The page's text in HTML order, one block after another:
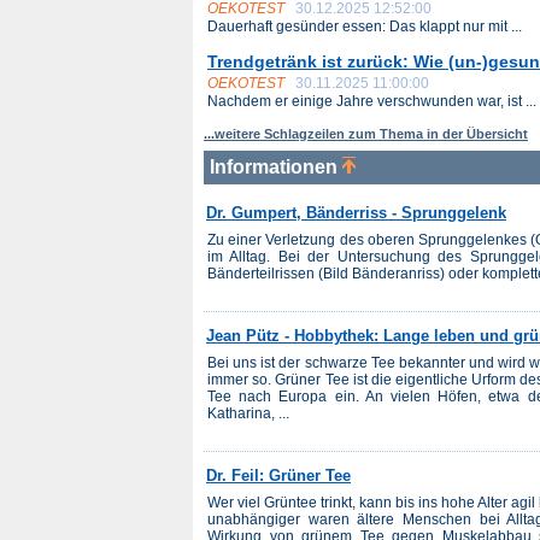
OEKOTEST
30.12.2025 12:52:00
Dauerhaft gesünder essen: Das klappt nur mit ...
Trendgetränk ist zurück: Wie (un-
OEKOTEST
30.11.2025 11:00:00
Nachdem er einige Jahre verschwunden war, ist ...
...weitere Schlagzeilen zum Thema in der Übersicht
Informationen
Dr. Gumpert, Bänderriss - Sprunggelenk
Zu einer Verletzung des oberen Sprunggelenkes
im Alltag. Bei der Untersuchung des
Bänderteilrissen (Bild Bänderanriss) oder
Jean Pütz - Hobbythek: Lange leben und
Bei uns ist der schwarze Tee bekannter und wird
immer so. Grüner Tee ist die eigentliche Urform
Tee nach Europa ein. An vielen Höfen, etwa
Katharina, ...
Dr. Feil: Grüner Tee
Wer viel Grüntee trinkt, kann bis ins hohe Alter
unabhängiger waren ältere Menschen bei
Wirkung von grünem Tee gegen